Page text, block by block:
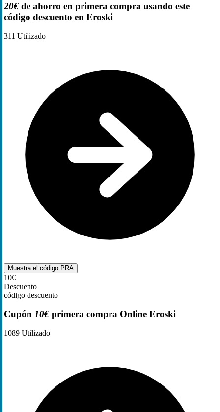
20€ de ahorro en primera compra usando este
código descuento en Eroski
311 Utilizado
Muestra el código PRA
10€
Descuento
código descuento
Cupón 10€ primera compra Online Eroski
1089 Utilizado